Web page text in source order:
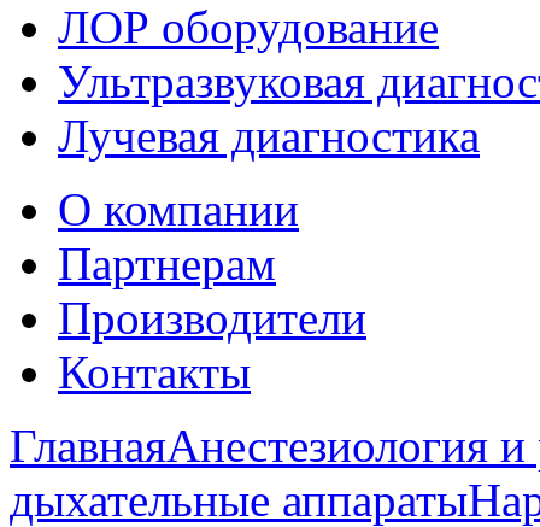
ЛОР оборудование
Ультразвуковая
Лучевая диагностика
О компании
Партнерам
Производители
Контакты
ГлавнаяАнестезиология
дыхательные аппараты